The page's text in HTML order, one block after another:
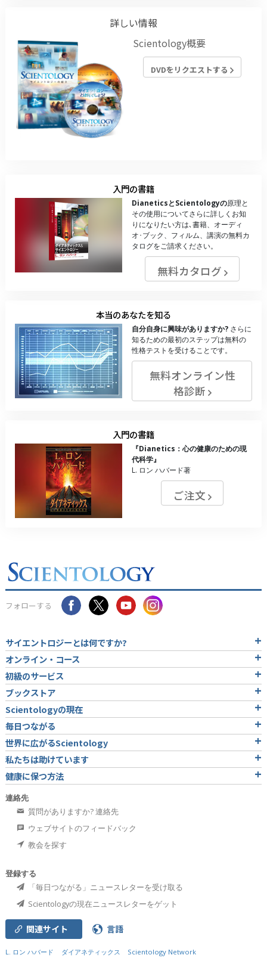
詳しい情報
Scientology概要
DVDをリクエストする
入門の書籍
DianeticsとScientologyの原理と
その使用についてさらに詳しくお知
りになりたい方は､書籍、オーディ
オ･ブック、フィルム、講演の無料カ
タログをご請求ください。
無料カタログ
本当のあなたを知る
自分自身に興味がありますか? さらに
知るための最初のステップは無料の
性格テストを受けることです。
無料オンライン性
格診断
入門の書籍
『Dianetics：心の健康のための現
代科学』
L. ロン ハバード著
ご注文
フォローする
サイエントロジーとは何ですか?
オンライン・コース
初級のサービス
ブックストア
Scientologyの現在
毎日つながる
世界に広がるScientology
私たちは助けています
健康に保つ方法
連絡先
質問がありますか? 連絡先
ウェブサイトのフィードバック
教会を探す
登録する
「毎日つながる」ニュースレターを受け取る
Scientologyの現在ニュースレターをゲット
関連サイト 言語
L. ロン ハバード ダイアネティックス Scientology Network